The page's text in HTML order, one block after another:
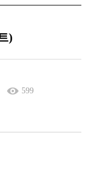
)
599